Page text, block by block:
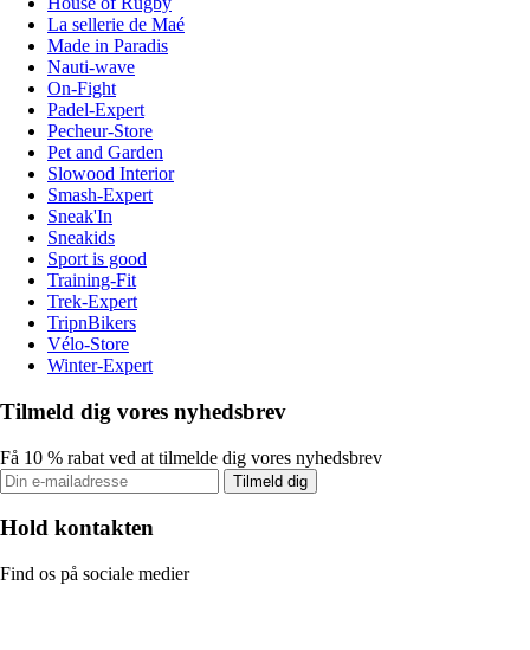
La sellerie de Maé
Made in Paradis
Nauti-wave
On-Fight
Padel-Expert
Pecheur-Store
Pet and Garden
Slowood Interior
Smash-Expert
Sneak'In
Sneakids
Sport is good
Training-Fit
Trek-Expert
TripnBikers
Vélo-Store
Winter-Expert
Tilmeld dig vores nyhedsbrev
Få 10 % rabat ved at tilmelde dig vores nyhedsbrev
Tilmeld dig
Hold kontakten
Find os på sociale medier